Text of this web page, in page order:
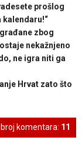
prošlog
građane zbog
nekažnjeno
ne igra niti ga
Hrvat zato što
broj komentara: 11